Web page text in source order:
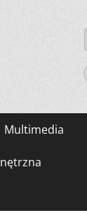
Multimedia